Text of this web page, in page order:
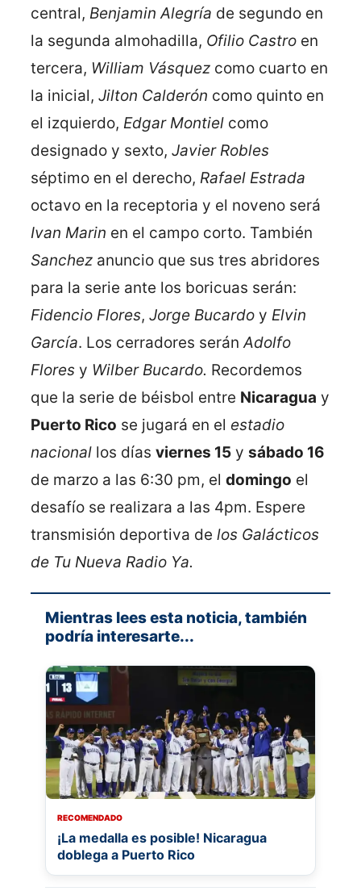
central, Benjamin Alegría de segundo en
la segunda almohadilla, Ofilio Castro en
tercera, William Vásquez como cuarto en
la inicial, Jilton Calderón como quinto en
el izquierdo, Edgar Montiel como
designado y sexto, Javier Robles
séptimo en el derecho, Rafael Estrada
octavo en la receptoria y el noveno será
Ivan Marin en el campo corto. También
Sanchez anuncio que sus tres abridores
para la serie ante los boricuas serán:
Fidencio Flores, Jorge Bucardo y Elvin
García. Los cerradores serán Adolfo
Flores y Wilber Bucardo. Recordemos
que la serie de béisbol entre Nicaragua y
Puerto Rico se jugará en el estadio
nacional los días viernes 15 y sábado 16
de marzo a las 6:30 pm, el domingo el
desafío se realizara a las 4pm. Espere
transmisión deportiva de los Galácticos
de Tu Nueva Radio Ya.
Mientras lees esta noticia, también
podría interesarte...
RECOMENDADO
¡La medalla es posible! Nicaragua
doblega a Puerto Rico